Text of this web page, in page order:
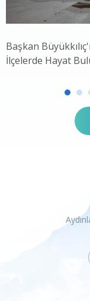
Başkan
İlçelerde Hayat